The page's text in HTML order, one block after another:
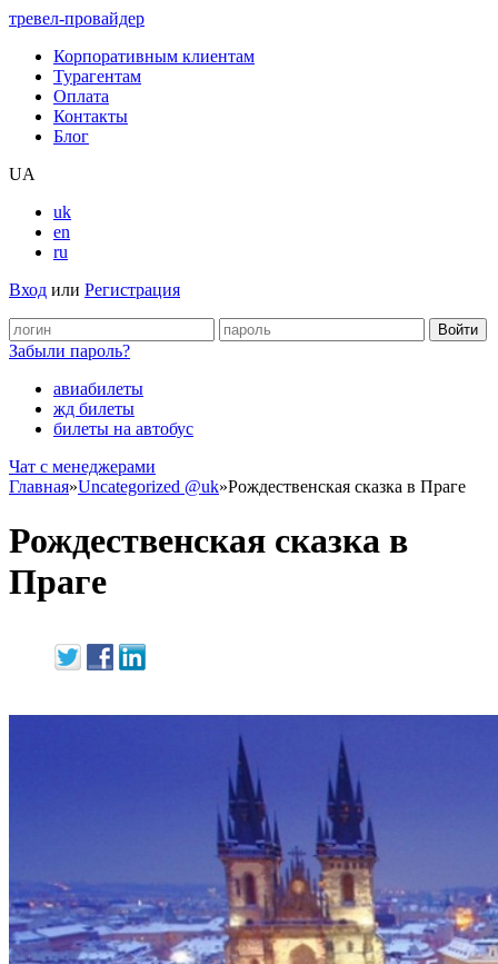
тревел-провайдер
Корпоративным клиентам
Турагентам
Оплата
Контакты
Блог
UA
uk
en
ru
Вход или Регистрация
Забыли пароль?
авиабилеты
жд билеты
билеты на автобус
Чат c менеджерами
Главная»Uncategorized @uk»Рождественская сказка в Праге
Рождественская сказка в
Праге